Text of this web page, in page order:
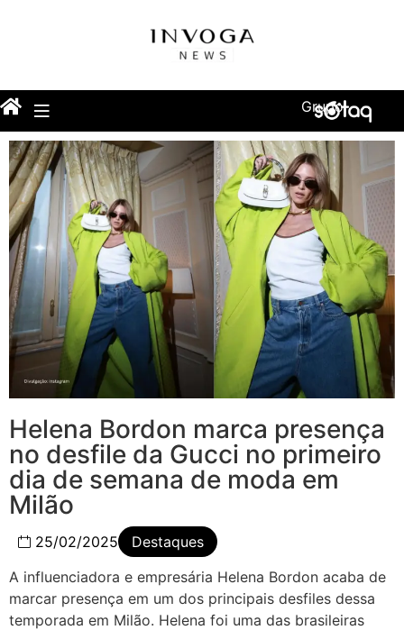
Grupo
Helena Bordon marca presença
no desfile da Gucci no primeiro
dia de semana de moda em
Milão
25/02/2025
Destaques
A influenciadora e empresária Helena Bordon acaba de
marcar presença em um dos principais desfiles dessa
temporada em Milão. Helena foi uma das brasileiras